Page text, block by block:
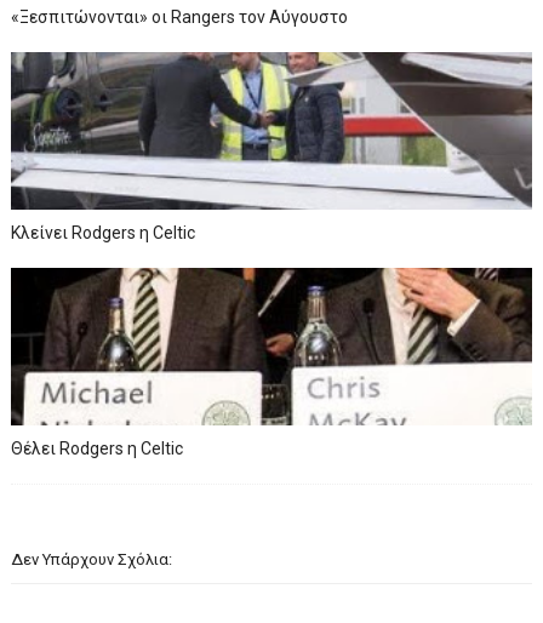
«Ξεσπιτώνονται» οι Rangers τον Αύγουστο
Κλείνει Rodgers η Celtic
Θέλει Rodgers η Celtic
Δεν Υπάρχουν Σχόλια: